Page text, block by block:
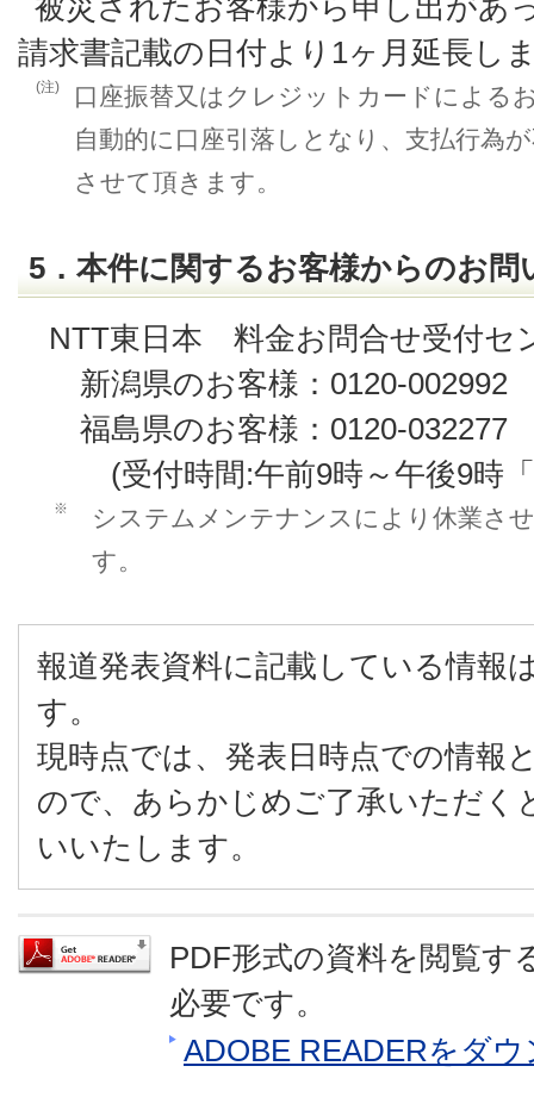
被災されたお客様から申し出があ
請求書記載の日付より1ヶ月延長し
(注)
口座振替又はクレジットカードによる
自動的に口座引落しとなり、支払行為
させて頂きます。
5．本件に関するお客様からのお問
NTT東日本 料金お問合せ受付セ
新潟県のお客様：0120-002992
福島県のお客様：0120-032277
(受付時間:午前9時～午後9時「
※
システムメンテナンスにより休業さ
す。
報道発表資料に記載している情報
す。
現時点では、発表日時点での情報
ので、あらかじめご了承いただく
いいたします。
PDF形式の資料を閲覧す
必要です。
ADOBE READERをダ